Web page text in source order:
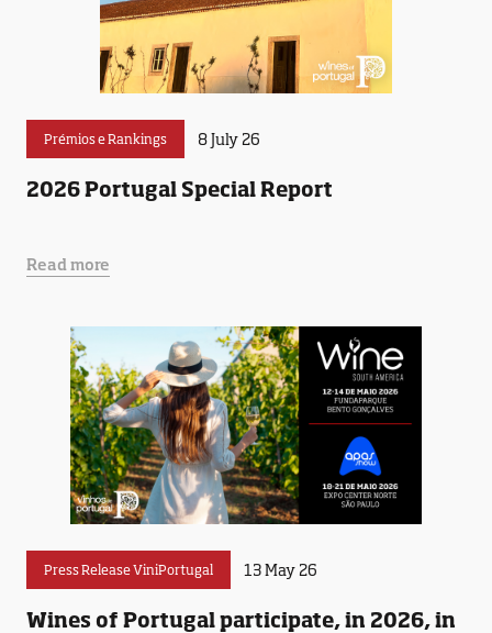
Prémios e Rankings 8 July 26
2026 Portugal Special Report
Read more
Press Release ViniPortugal 13 May 26
Wines of Portugal participate, in 2026, in